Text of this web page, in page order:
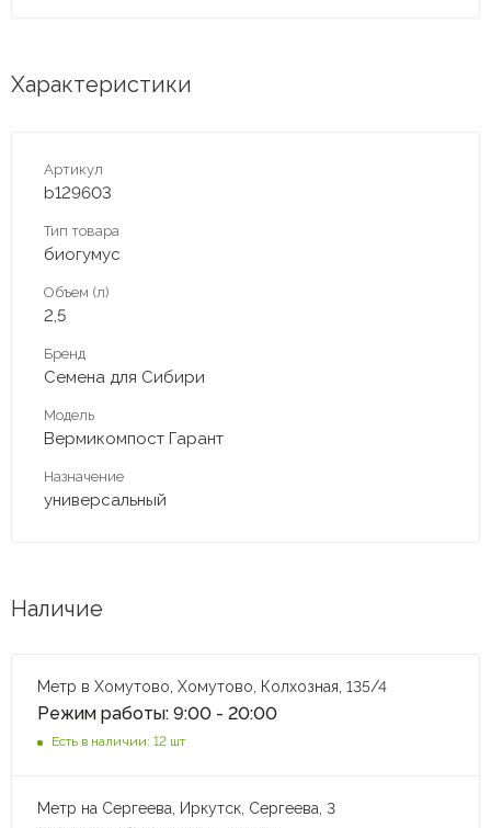
Характеристики
Артикул
b129603
Тип товара
биогумус
Объем (л)
2,5
Бренд
Семена для Сибири
Модель
Вермикомпост Гарант
Назначение
универсальный
Наличие
Метр в Хомутово, Хомутово, Колхозная, 135/4
Режим работы: 9:00 - 20:00
Есть в наличии: 12 шт
Метр на Сергеева, Иркутск, Сергеева, 3